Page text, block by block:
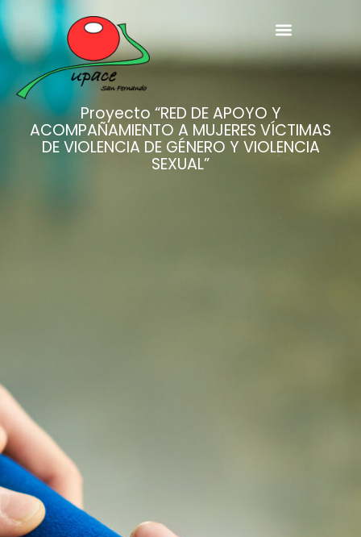
Proyecto “RED DE APOYO Y
ACOMPAÑAMIENTO A MUJERES VÍCTIMAS
DE VIOLENCIA DE GÉNERO Y VIOLENCIA
SEXUAL”